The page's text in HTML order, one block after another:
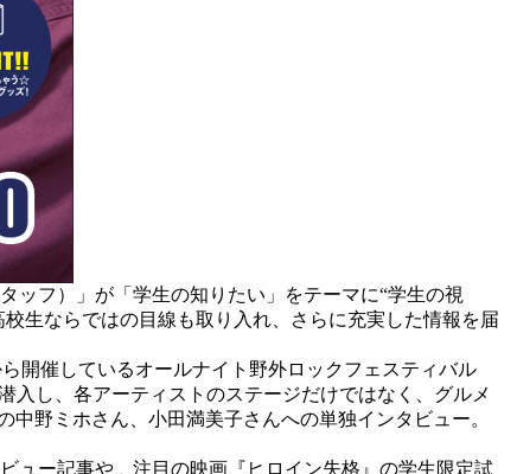
ッフ）」が「学生の知りたい」をテーマに“学生の視
生ならではの目線も取り入れ、さらに充実した情報を届
開催しているオールナイト野外ロックフェスティバル
入し、各アーティストのステージだけではなく、グルメ
中野ミホさん、小田満美子さんへの単独インタビュー。
ュー記事や、注目の映画『ヒロイン失格』の学生限定試